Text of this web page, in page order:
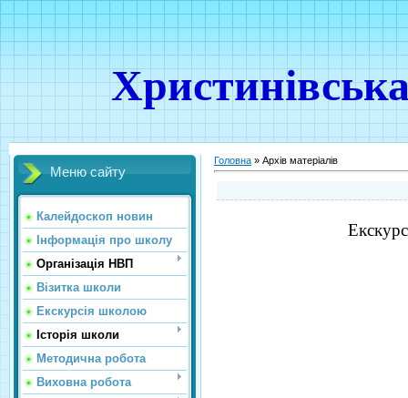
Меню сайту
Калейдоскоп новин
Інформація про школу
Організація НВП
Візитка школи
Екскурсія школою
Історія школи
Методична робота
Виховна робота
Головна » Архів матеріалів